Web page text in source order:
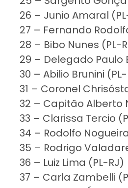
26 – Junio Amaral
27 – Fernando
28 – Bibo Nunes (PL-
29 – Delegado Paulo
30 – Abilio Brunini
31 – Coronel
32 – Capitão Alberto
33 – Clarissa Tercio
34 – Rodolfo
35 – Rodrigo
36 – Luiz Lima (PL-RJ)
37 – Carla Zambelli